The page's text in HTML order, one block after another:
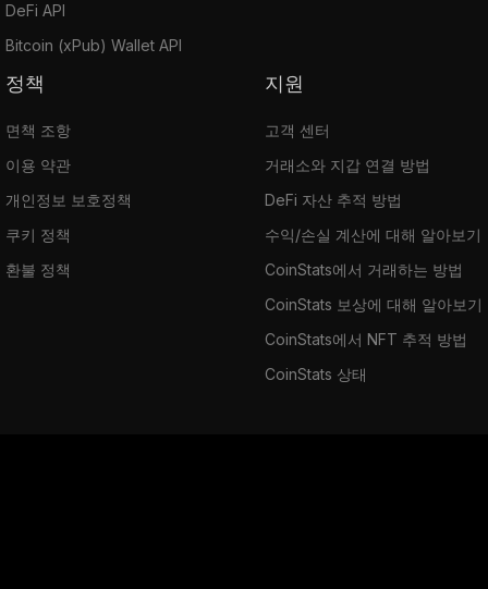
DeFi API
Bitcoin (xPub) Wallet API
정책
면책 조항
이용 약관
개인정보 보호정책
쿠키 정책
환불 정책
지원
고객 센터
거래소와 지갑 연결 방법
DeFi 자산 추적 방법
수익/손실 계산에 대해 알아보기
CoinStats에서 거래하는 방법
CoinStats 보상에 대해 알아보기
CoinStats에서 NFT 추적 방법
CoinStats 상태